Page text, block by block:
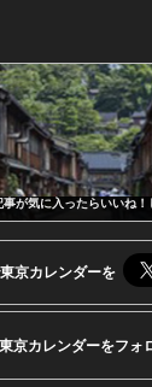
事が気に入ったらいいね！
京カレンダーを
京カレンダーをフォ